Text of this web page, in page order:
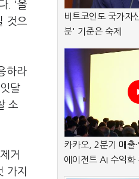
. '올
것으
하라
달
소
거
가지
비트코인도 국가자
분' 기준은 숙제
카카오, 2분기 매출
에이전트 AI 수익화